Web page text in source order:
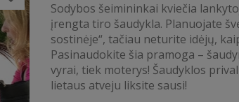
Sodybos šeimininkai kviečia
įrengta tiro šaudykla. Planuojate
sostinėje“, tačiau neturite idėjų,
Pasinaudokite šia pramoga –
vyrai, tiek moterys! Šaudyklos
lietaus atveju liksite sausi!